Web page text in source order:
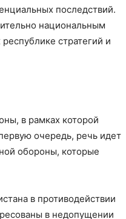
последствий.
национальным
стратегий и
в рамках которой
очередь, речь идет
обороны, которые
в противодействии
в недопущении